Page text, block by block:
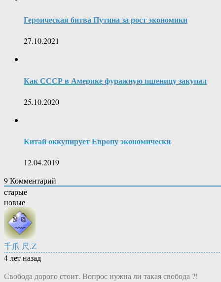
Героическая битва Путина за рост экономики
27.10.2021
Как СССР в Америке фуражную пшеницу закупал
25.10.2020
Китай оккупирует Европу экономически
12.04.2019
9Комментарий
старые
новые
千爪 尺.Z
4 лет назад
Свобода дорого стоит. Вопрос нужна ли такая свобода ?!